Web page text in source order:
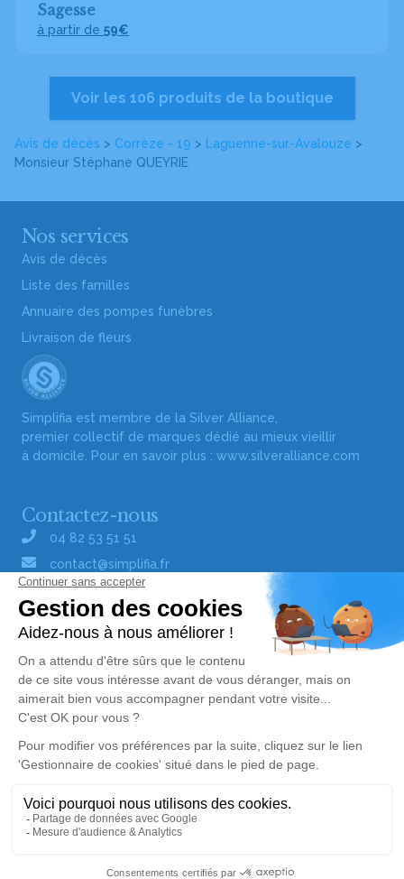
Avis de décès > Corrèze - 19 > Laguenne-sur-Avalouze >
Monsieur Stéphane QUEYRIE
Sagesse
à partir de 59€
Voir les 106 produits de la boutique
Nos services
Avis de décès
Liste des familles
Annuaire des pompes funèbres
Livraison de fleurs
Simplifia est membre de la Silver Alliance,
premier collectif de marques dédié au mieux vieillir
à domicile. Pour en savoir plus : www.silveralliance.com
Contactez-nous
04 82 53 51 51
contact@simplifia.fr
Réseaux sociaux
Liens utiles
Publier un avis de décès
Signaler un abus/une erreur
Consultez nos offres d'emploi
Politique de traitement des données
Mentions légales